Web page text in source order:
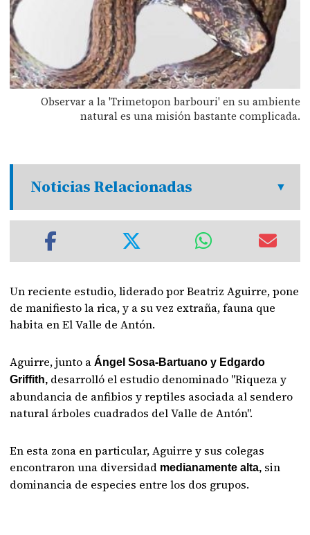
Observar a la 'Trimetopon barbouri' en su ambiente
natural es una misión bastante complicada.
Noticias Relacionadas
Un reciente estudio, liderado por Beatriz Aguirre, pone
de manifiesto la rica, y a su vez extraña, fauna que
habita en El Valle de Antón.
Aguirre, junto aÁngel Sosa-Bartuano y Edgardo
Griffith, desarrolló el estudio denominado "Riqueza y
abundancia de anfibios y reptiles asociada al sendero
natural árboles cuadrados del Valle de Antón".
En esta zona en particular, Aguirre y sus colegas
encontraron una diversidad medianamente alta, sin
dominancia de especies entre los dos grupos.